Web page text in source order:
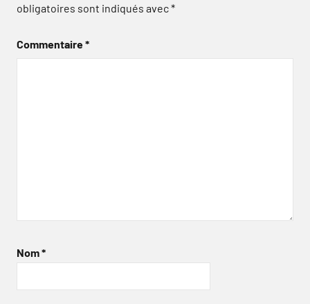
obligatoires sont indiqués avec*
Commentaire*
Nom*